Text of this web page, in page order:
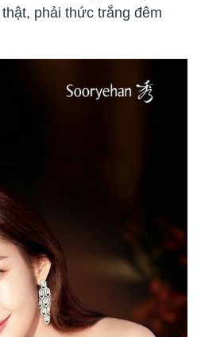
phải thức trắng đêm